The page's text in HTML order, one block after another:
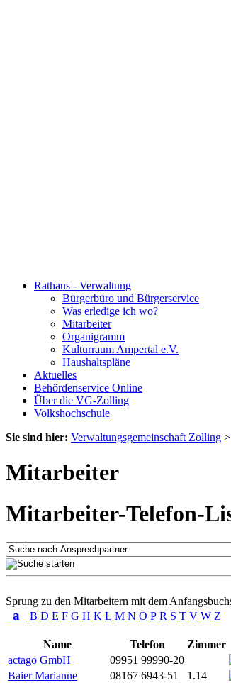
Rathaus - Verwaltung
Bürgerbüro und Bürgerservice
Was erledige ich wo?
Mitarbeiter
Organigramm
Kulturraum Ampertal e.V.
Haushaltspläne
Aktuelles
Behördenservice Online
Über die VG-Zolling
Volkshochschule
Sie sind hier: Verwaltungsgemeinschaft Zolling >
Mitarbeiter
Mitarbeiter-Telefon-
Sprung zu den Mitarbeitern mit dem
a B D E F G H K L M N O P R S T V W Z
Name
Telefon Zimmer
actago GmbH
09951 99990-20
Baier Marianne
08167 6943-51 1.14